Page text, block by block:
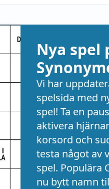
Nya spel
Vi har
spelsida med
spel! Ta en
aktivera
korsord och
testa något av
spel. Populära
nu bytt namn